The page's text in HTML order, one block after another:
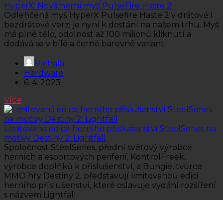
HyperX: Nová herní myš PulseFire Haste 2
Odlehčená myš HyperX Pulsefire Haste 2 v drátové I
bezdrátové verzi je nyní k dostání na našem trhu. Myš
má plné tělo, odolnost až 100 milionů kliknutí a
dodává se v bílé a černé barevné variant.
Michala
Hardware
6. 4. 2023
Více
Limitovaná edice herního příslušenství SteelSeries na
motivy Destiny 2: Lightfall
Společnost SteelSeries, přední světový výrobce
herních a esportových periferií, KontrolFreek,
výrobce doplňků k příslušenství, a Bungie, tvůrce
MMO hry Destiny 2, představují limitovanou edici
herního příslušenství, které oslavuje vydání rozšíření
s názvem Lightfall.